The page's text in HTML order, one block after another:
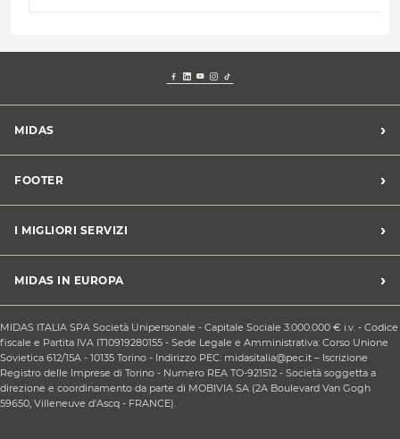
MIDAS ›
Blog dell'automobilista
Lavora con noi
Chi siamo
FOOTER ›
Apri un centro in franchising
CONDIZIONI PROMOZIONI
Sconti Convenzioni
Privacy policy
Condizioni Generali di Vendita
Contattaci
Responsabilità sociale d'impresa
Cookie Policy
I MIGLIORI SERVIZI ›
Revisione
Cambio gomme stagionale
Cinghia di distribuzione
Ricarica clima
Sostituzione batteria
Sostituzione ammortizzatori
MIDAS IN EUROPA ›
Midas Spagna
Midas Belgio
Midas Portogallo
MIDAS ITALIA SPA Società Unipersonale - Capitale Sociale 3.000.000 € i.v. - Codice
fiscale e Partita IVA IT10919280155 - Sede Legale e Amministrativa: Corso Unione
Sovietica 612/15A - 10135 Torino - Indirizzo PEC: midasitalia@pec.it – Iscrizione
Registro delle Imprese di Torino - Numero REA TO-921512 - Società soggetta a
direzione e coordinamento da parte di MOBIVIA SA (2A Boulevard Van Gogh
59650, Villeneuve d'Ascq - FRANCE).